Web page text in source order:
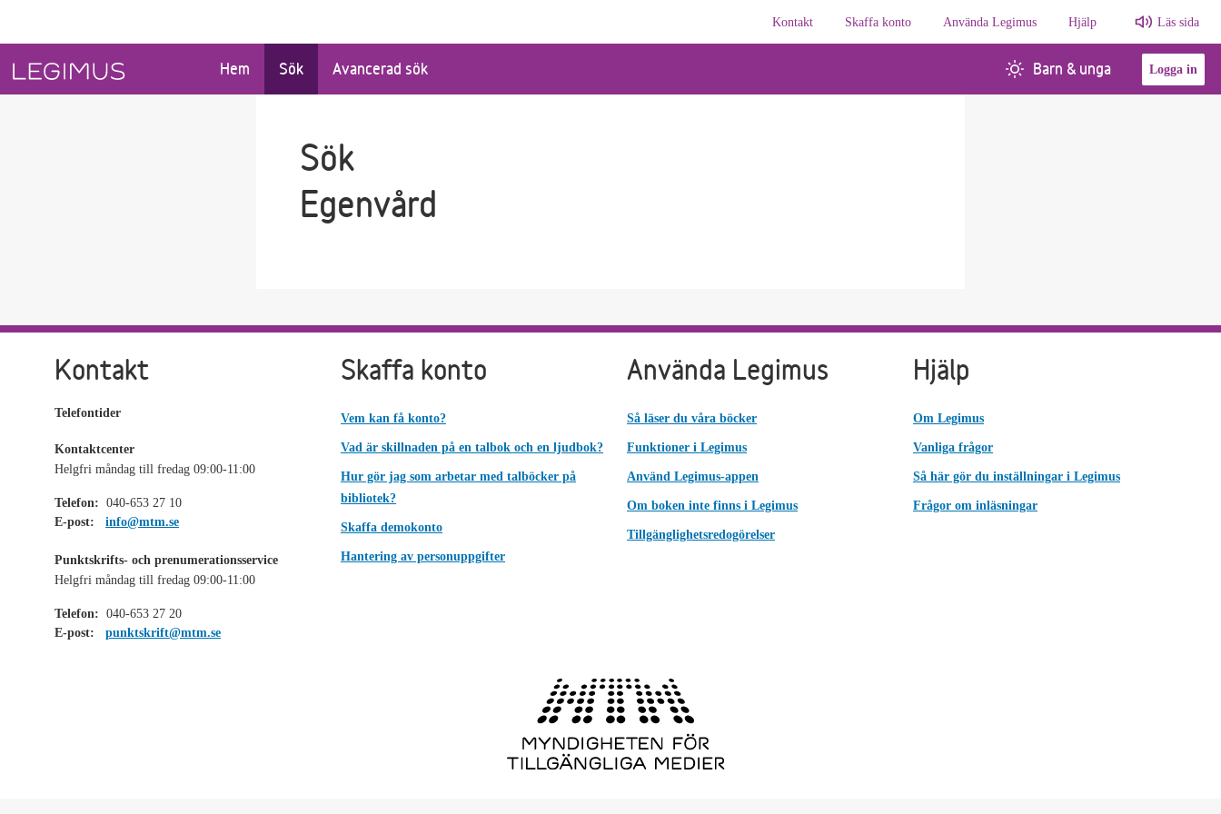
Kontakt
Skaffa konto Använda Legimus Hjälp Läs sida
Hem Sök Avancerad sök Barn & unga Logga in
Sök
Egenvård
Kontakt
Telefontider
Kontaktcenter
Helgfri måndag till fredag 09:00-11:00
Telefon: 040-653 27 10
E-post:
info@mtm.se
Punktskrifts- och prenumerationsservice
Helgfri måndag till fredag 09:00-11:00
Telefon: 040-653 27 20
E-post:
punktskrift@mtm.se
Skaffa konto
Vem kan få konto?
Vad är skillnaden på en talbok och en ljudbok?
Hur gör jag som arbetar med talböcker på
bibliotek?
Skaffa demokonto
Hantering av personuppgifter
Använda Legimus
Så läser du våra böcker
Funktioner i Legimus
Använd Legimus-appen
Om boken inte finns i Legimus
Tillgänglighetsredogörelser
Hjälp
Om Legimus
Vanliga frågor
Så här gör du inställningar i Legimus
Frågor om inläsningar